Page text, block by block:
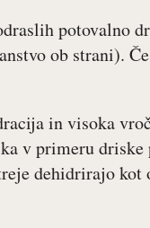
potovalno
ob strani).
in visoka
v primeru
dehidrirajo kot